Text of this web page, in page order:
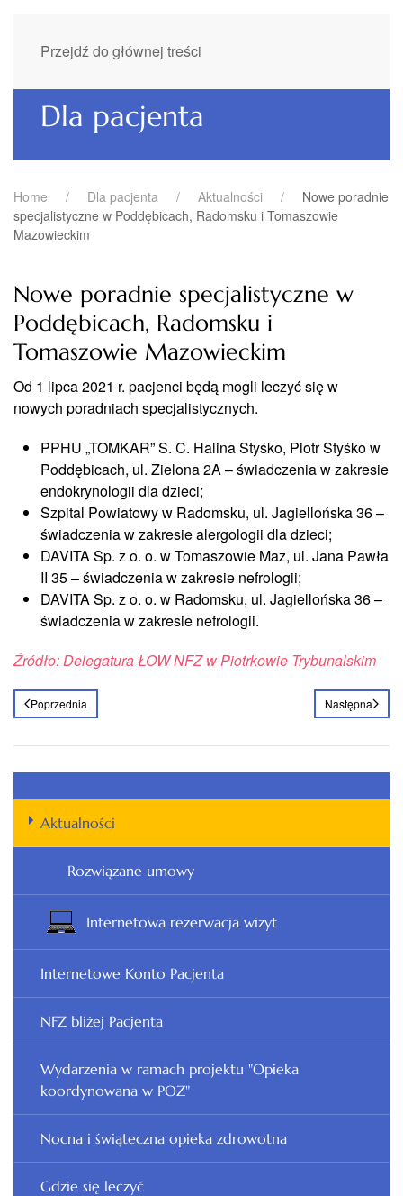
Przejdź do głównej treści
Dla pacjenta
Home Dla pacjenta Aktualności
Nowe poradnie
specjalistyczne w Poddębicach, Radomsku i Tomaszowie
Mazowieckim
Nowe poradnie specjalistyczne w
Poddębicach, Radomsku i
Tomaszowie Mazowieckim
Od 1 lipca 2021 r. pacjenci będą mogli leczyć się w
nowych poradniach specjalistycznych.
PPHU „TOMKAR” S. C. Halina Styśko, Piotr Styśko w
Poddębicach, ul. Zielona 2A – świadczenia w zakresie
endokrynologii dla dzieci;
Szpital Powiatowy w Radomsku, ul. Jagiellońska 36 –
świadczenia w zakresie alergologii dla dzieci;
DAVITA Sp. z o. o. w Tomaszowie Maz, ul. Jana Pawła
II 35 – świadczenia w zakresie nefrologii;
DAVITA Sp. z o. o. w Radomsku, ul. Jagiellońska 36 –
świadczenia w zakresie nefrologii.
Źródło: Delegatura ŁOW NFZ w Piotrkowie Trybunalskim
Poprzednia Następna
Aktualności
Rozwiązane umowy
Internetowa rezerwacja wizyt
Internetowe Konto Pacjenta
NFZ bliżej Pacjenta
Wydarzenia w ramach projektu "Opieka
koordynowana w POZ"
Nocna i świąteczna opieka zdrowotna
Gdzie się leczyć